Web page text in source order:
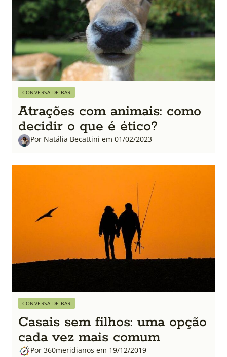
CONVERSA DE BAR
Atrações com animais: como
decidir o que é ético?
Por Natália Becattini em 01/02/2023
CONVERSA DE BAR
Casais sem filhos: uma opção
cada vez mais comum
Por 360meridianos em 19/12/2019